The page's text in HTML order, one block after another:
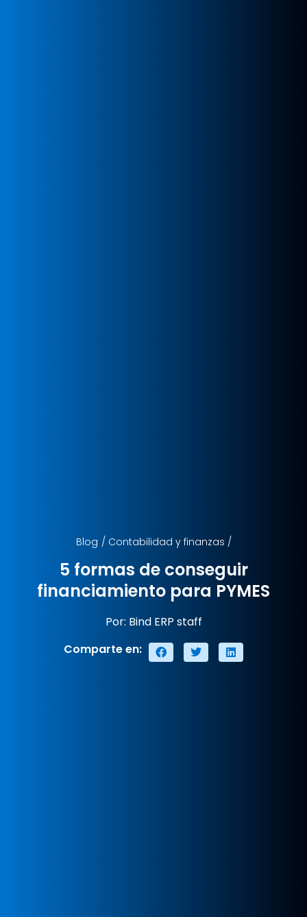
Blog / Contabilidad y finanzas /
5 formas de conseguir
financiamiento para PYMES
Por: Bind ERP staff
Comparte en: